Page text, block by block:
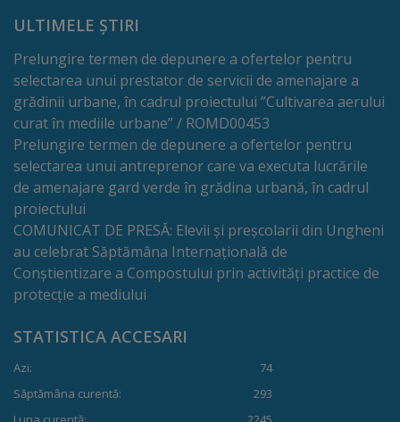
de
transport
public
Parcări
Date
de
contact
administrator
rute
Drumuri
străzi
ULTIMELE ȘTIRI
Prelungire termen de depunere a ofertelor pentru
selectarea unui prestator de servicii de amenajare a
grădinii urbane, în cadrul proiectului ”Cultivarea aerului
curat în mediile urbane” / ROMD00453
Prelungire termen de depunere a ofertelor pentru
selectarea unui antreprenor care va executa lucrările
de amenajare gard verde în grădina urbană, în cadrul
proiectului
COMUNICAT DE PRESĂ: Elevii și preșcolarii din Ungheni
au celebrat Săptămâna Internațională de
Conștientizare a Compostului prin activități practice de
protecție a mediului
STATISTICA ACCESARI
Azi:
74
Săptămâna curentă:
293